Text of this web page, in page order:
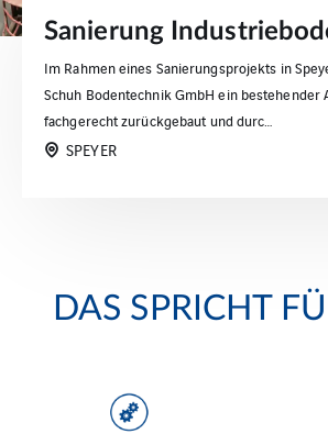
Sanierung
Im Rahmen eines Sanierungsprojekts in
Schuh Bodentechnik GmbH ein bestehender
fachgerecht zurückgebaut und durc…
SPEYER
DAS SPRICHT